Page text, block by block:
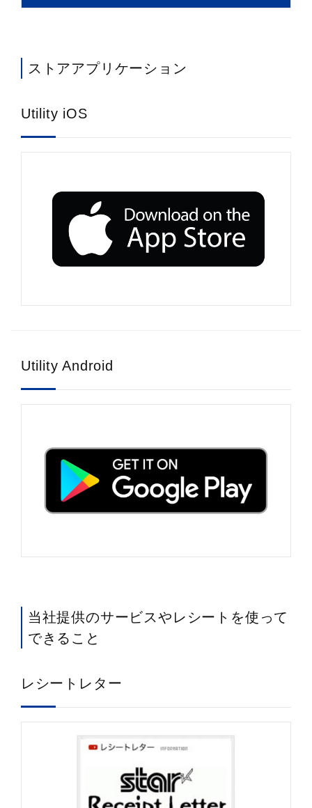
ストアアプリケーション
Utility iOS
Utility Android
当社提供のサービスやレシートを使って
できること
レシートレター